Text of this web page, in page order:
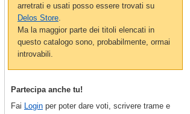
arretrati e usati posso essere trovati su
Delos Store
Ma la maggior parte dei titoli elencati in
questo catalogo sono, probabilmente, ormai
introvabili.
Partecipa anche tu!
Fai Login per poter dare voti, scrivere trame e